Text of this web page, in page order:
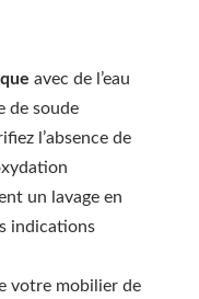
avec de l’eau
de soude
l’absence de
un lavage en
indications
votre mobilier de